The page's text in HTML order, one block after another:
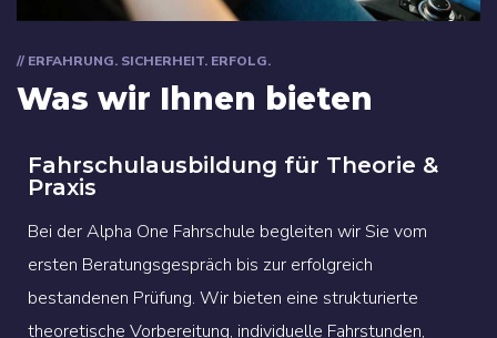
// ERFAHRUNG. SICHERHEIT. ERFOLG.
Was wir Ihnen bieten
Fahrschulausbildung für Theorie &
Praxis
Bei der Alpha One Fahrschule begleiten wir Sie vom
ersten Beratungsgespräch bis zur erfolgreich
bestandenen Prüfung. Wir bieten eine strukturierte
theoretische Vorbereitung, individuelle Fahrstunden,